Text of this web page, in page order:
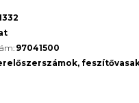
97041500